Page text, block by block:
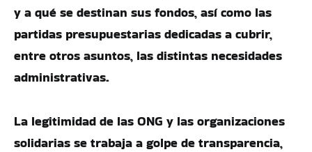
y a qué se destinan sus fondos, así como las
partidas presupuestarias dedicadas a cubrir,
entre otros asuntos, las distintas necesidades
administrativas.
La legitimidad de las ONG y las organizaciones
solidarias se trabaja a golpe de transparencia,